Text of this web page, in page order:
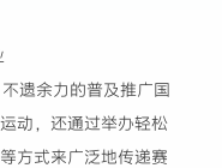
遗余力的普及推广国
动，还通过举办轻松
方式来广泛地传递赛